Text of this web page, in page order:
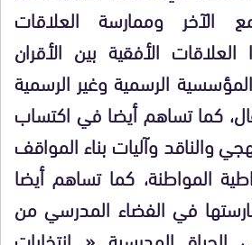
الآخر وممارسة العلاقات
العلاقات الأفقية بين الأقران
الرسمية وغير الرسمية
كما تساهم أيضا في اكتساب
والناقد وآليات بناء المواقف
المواطنة، كما تساهم أيضا
في الفضاء المدرسي من